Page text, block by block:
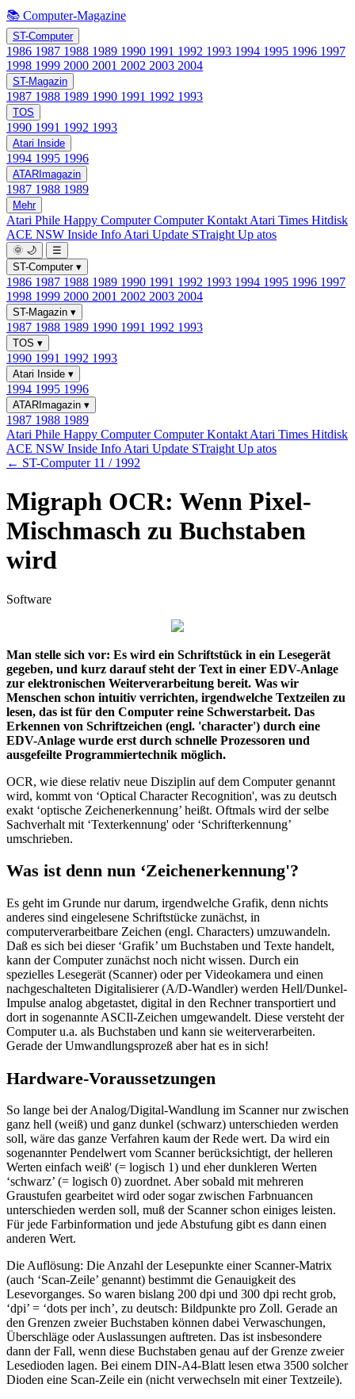
📚 Computer-Magazine
ST-Computer
1986 1987 1988 1989 1990 1991 1992 1993 1994 1995 1996 1997
1998 1999 2000 2001 2002 2003 2004
ST-Magazin
1987 1988 1989 1990 1991 1992 1993
TOS
1990 1991 1992 1993
Atari Inside
1994 1995 1996
ATARImagazin
1987 1988 1989
Mehr
Atari Phile Happy ComputerComputer Kontakt Atari Times Hitdisk
ACE NSW Inside Info Atari Update STraight Up atos
🌞 🌙
☰
ST-Computer ▾
1986 1987 1988 1989 1990 1991 1992 1993 1994 1995 1996 1997
1998 1999 2000 2001 2002 2003 2004
ST-Magazin ▾
1987 1988 1989 1990 1991 1992 1993
TOS ▾
1990 1991 1992 1993
Atari Inside ▾
1994 1995 1996
ATARImagazin ▾
1987 1988 1989
Atari Phile Happy ComputerComputer Kontakt Atari Times Hitdisk
ACE NSW Inside Info Atari Update STraight Up atos
← ST-Computer 11 / 1992
Migraph OCR: Wenn Pixel-
Mischmasch zu Buchstaben
wird
Software
Man stelle sich vor: Es wird ein Schriftstück in ein Lesegerät
gegeben, und kurz darauf steht der Text in einer EDV-Anlage
zur elektronischen Weiterverarbeitung bereit. Was wir
Menschen schon intuitiv verrichten, irgendwelche Textzeilen zu
lesen, das ist für den Computer reine Schwerstarbeit. Das
Erkennen von Schriftzeichen (engl. 'character') durch eine
EDV-Anlage wurde erst durch schnelle Prozessoren und
ausgefeilte Programmiertechnik möglich.
OCR, wie diese relativ neue Disziplin auf dem Computer genannt
wird, kommt von ‘Optical Character Recognition', was zu deutsch
exakt ‘optische Zeichenerkennung’ heißt. Oftmals wird der selbe
Sachverhalt mit ‘Texterkennung' oder ‘Schrifterkennung’
umschrieben.
Was ist denn nun ‘Zeichenerkennung'?
Es geht im Grunde nur darum, irgendwelche Grafik, denn nichts
anderes sind eingelesene Schriftstücke zunächst, in
computerverarbeitbare Zeichen (engl. Characters) umzuwandeln.
Daß es sich bei dieser ‘Grafik’ um Buchstaben und Texte handelt,
kann der Computer zunächst noch nicht wissen. Durch ein
spezielles Lesegerät (Scanner) oder per Videokamera und einen
nachgeschalteten Digitalisierer (A/D-Wandler) werden Hell/Dunkel-
Impulse analog abgetastet, digital in den Rechner transportiert und
dort in sogenannte ASCIl-Zeichen umgewandelt. Diese versteht der
Computer u.a. als Buchstaben und kann sie weiterverarbeiten.
Gerade der Umwandlungsprozeß aber hat es in sich!
Hardware-Voraussetzungen
So lange bei der Analog/Digital-Wandlung im Scanner nur zwischen
ganz hell (weiß) und ganz dunkel (schwarz) unterschieden werden
soll, wäre das ganze Verfahren kaum der Rede wert. Da wird ein
sogenannter Pendelwert vom Scanner berücksichtigt, der helleren
Werten einfach weiß' (= logisch 1) und eher dunkleren Werten
‘schwarz’ (= logisch 0) zuordnet. Aber sobald mit mehreren
Graustufen gearbeitet wird oder sogar zwischen Farbnuancen
unterschieden werden soll, muß der Scanner schon einiges leisten.
Für jede Farbinformation und jede Abstufung gibt es dann einen
anderen Wert.
Die Auflösung: Die Anzahl der Lesepunkte einer Scanner-Matrix
(auch ‘Scan-Zeile’ genannt) bestimmt die Genauigkeit des
Lesevorganges. So waren bislang 200 dpi und 300 dpi recht grob,
‘dpi’ = ‘dots per inch’, zu deutsch: Bildpunkte pro Zoll. Gerade an
den Grenzen zweier Buchstaben können dabei Verwaschungen,
Überschläge oder Auslassungen auftreten. Das ist insbesondere
dann der Fall, wenn diese Buchstaben genau auf der Grenze zweier
Lesedioden lagen. Bei einem DIN-A4-Blatt lesen etwa 3500 solcher
Dioden eine Scan-Zeile ein (nicht verwechseln mit einer Textzeile).